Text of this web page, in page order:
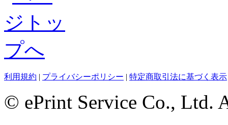
利用規約 | プライバシーポリシー | 特定商取引法に基づく表示
© ePrint Service Co., Ltd.